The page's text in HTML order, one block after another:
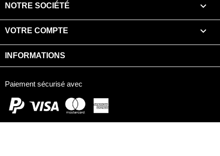
NOTRE SOCIÉTÉ 
VOTRE COMPTE 
INFORMATIONS
Paiement sécurisé avec